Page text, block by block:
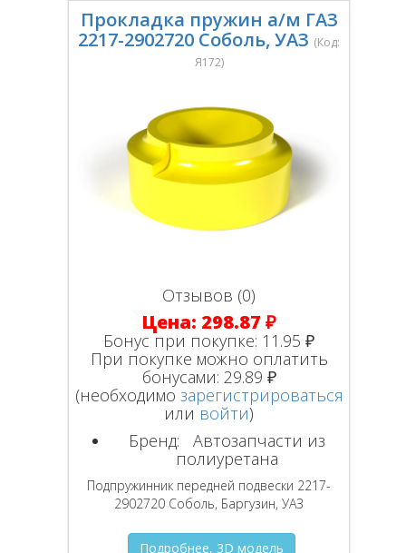
Прокладка пружин а/м ГАЗ
2217-2902720 Соболь, УАЗ (Код:
Я172)
Отзывов (0)
Цена: 298.87 ₽
Бонус при покупке: 11.95 ₽
При покупке можно оплатить
бонусами: 29.89 ₽
(необходимо зарегистрироваться
или войти)
Бренд:
Автозапчасти из
полиуретана
Подпружинник передней подвески 2217-
2902720 Соболь, Баргузин, УАЗ
Подробнее, 3D модель